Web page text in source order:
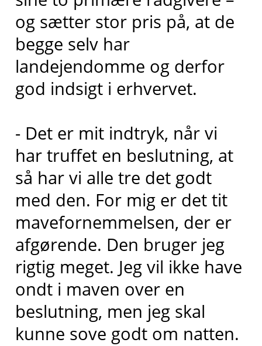
og sætter stor pris på, at de
begge selv har
landejendomme og derfor
god indsigt i erhvervet.
- Det er mit indtryk, når vi
har truffet en beslutning, at
så har vi alle tre det godt
med den. For mig er det tit
mavefornemmelsen, der er
afgørende. Den bruger jeg
rigtig meget. Jeg vil ikke have
ondt i maven over en
beslutning, men jeg skal
kunne sove godt om natten.